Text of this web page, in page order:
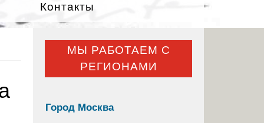
Контакты
МЫ РАБОТАЕМ С
РЕГИОНАМИ
Город Москва